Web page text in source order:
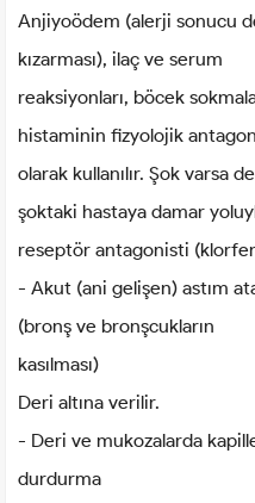
Anjiyoödem (alerji sonucu
kızarması), ilaç ve serum
reaksiyonları, böcek
histaminin fizyolojik
olarak kullanılır. Şok varsa
şoktaki hastaya damar
reseptör antagonisti
- Akut (ani gelişen) astım
(bronş ve bronşcukların
kasılması)
Deri altına verilir.
- Deri ve mukozalarda
durdurma